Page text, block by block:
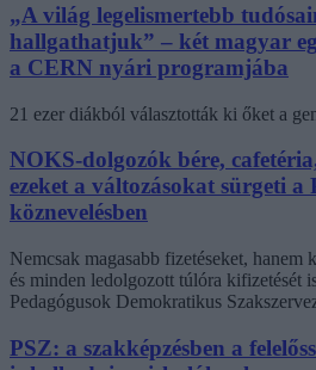
„A világ legelismertebb
hallgathatjuk” – két magyar
a CERN nyári programjába
21 ezer diákból választották ki őket a
NOKS-dolgozók bére,
ezeket a változásokat sürgeti a
köznevelésben
Nemcsak magasabb fizetéseket, hanem
és minden ledolgozott túlóra kifizetését
Pedagógusok Demokratikus
PSZ: a szakképzésben a